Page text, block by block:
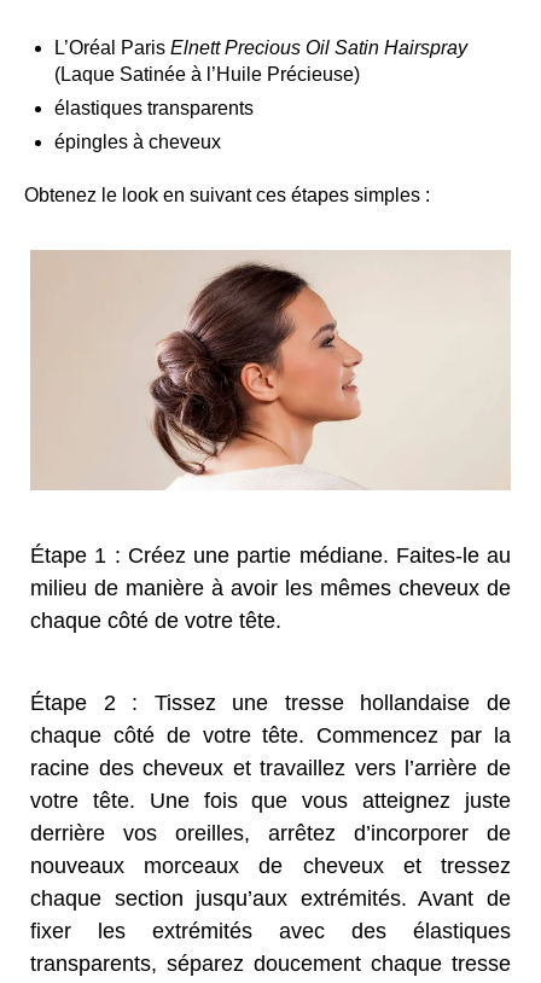
L’Oréal Paris Elnett Precious Oil Satin Hairspray
(Laque Satinée à l’Huile Précieuse)
élastiques transparents
épingles à cheveux
Obtenez le look en suivant ces étapes simples :
Étape 1 : Créez une partie médiane. Faites-le au
milieu de manière à avoir les mêmes cheveux de
chaque côté de votre tête.
Étape 2 : Tissez une tresse hollandaise de
chaque côté de votre tête. Commencez par la
racine des cheveux et travaillez vers l’arrière de
votre tête. Une fois que vous atteignez juste
derrière vos oreilles, arrêtez d’incorporer de
nouveaux morceaux de cheveux et tressez
chaque section jusqu’aux extrémités. Avant de
fixer les extrémités avec des élastiques
transparents, séparez doucement chaque tresse